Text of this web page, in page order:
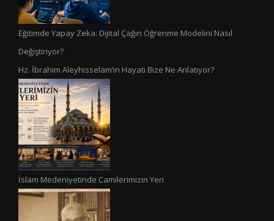
Eğitimde Yapay Zeka: Dijital Çağın Öğrenme Modelini Nasıl
Değiştiriyor?
Hz. İbrahim Aleyhisselam’ın Hayatı Bize Ne Anlatıyor?
İslam Medeniyetinde Camilerimizin Yeri